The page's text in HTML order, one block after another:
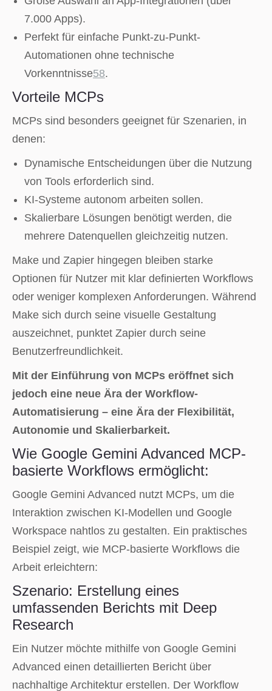
7.000 Apps).
Perfekt für einfache Punkt-zu-Punkt-
Automationen ohne technische
Vorkenntnisse58.
Vorteile MCPs
MCPs sind besonders geeignet für Szenarien, in
denen:
Dynamische Entscheidungen über die Nutzung
von Tools erforderlich sind.
KI-Systeme autonom arbeiten sollen.
Skalierbare Lösungen benötigt werden, die
mehrere Datenquellen gleichzeitig nutzen.
Make und Zapier hingegen bleiben starke
Optionen für Nutzer mit klar definierten Workflows
oder weniger komplexen Anforderungen. Während
Make sich durch seine visuelle Gestaltung
auszeichnet, punktet Zapier durch seine
Benutzerfreundlichkeit.
Mit der Einführung von MCPs eröffnet sich
jedoch eine neue Ära der Workflow-
Automatisierung – eine Ära der Flexibilität,
Autonomie und Skalierbarkeit.
Wie Google Gemini Advanced MCP-
basierte Workflows ermöglicht:
Google Gemini Advanced nutzt MCPs, um die
Interaktion zwischen KI-Modellen und Google
Workspace nahtlos zu gestalten. Ein praktisches
Beispiel zeigt, wie MCP-basierte Workflows die
Arbeit erleichtern:
Szenario: Erstellung eines
umfassenden Berichts mit Deep
Research
Ein Nutzer möchte mithilfe von Google Gemini
Advanced einen detaillierten Bericht über
nachhaltige Architektur erstellen. Der Workflow